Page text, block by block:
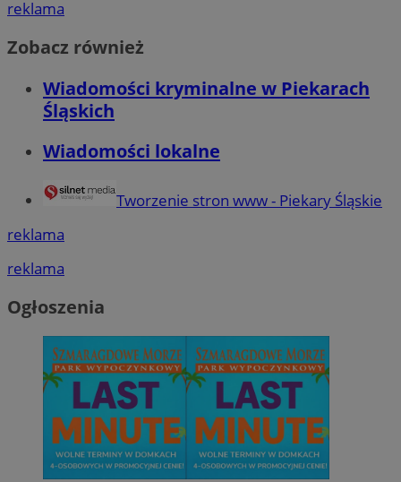
reklama
Zobacz również
Wiadomości kryminalne w Piekarach
Śląskich
Wiadomości lokalne
Tworzenie stron www - Piekary Śląskie
reklama
reklama
Ogłoszenia